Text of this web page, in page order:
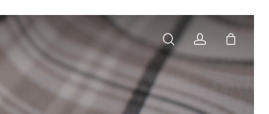
searchaccount